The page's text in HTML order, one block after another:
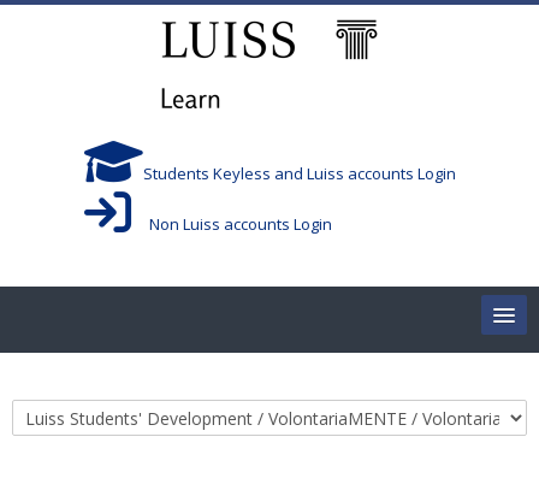
Students Keyless and Luiss accounts Login
Non Luiss accounts Login
Corsi/Courses
Course categories